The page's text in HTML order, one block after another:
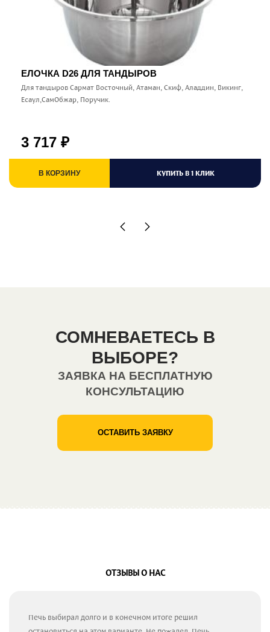
ЕЛОЧКА D26 ДЛЯ ТАНДЫРОВ
Для тандыров Сармат Восточный, Атаман, Скиф, Аладдин, Викинг,
Есаул,СамОбжар, Поручик.
3 717 ₽
В КОРЗИНУ КУПИТЬ В 1 КЛИК
СОМНЕВАЕТЕСЬ В
ВЫБОРЕ?
ЗАЯВКА НА БЕСПЛАТНУЮ
КОНСУЛЬТАЦИЮ
ОСТАВИТЬ ЗАЯВКУ
ОТЗЫВЫ О НАС
Печь выбирал долго и в конечном итоге решил